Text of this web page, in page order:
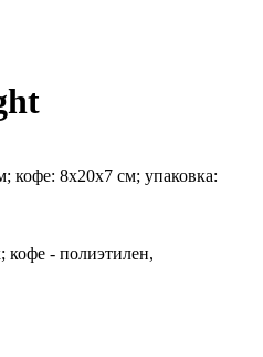
кофе: 8х20х7 см; упаковка:
кофе - полиэтилен,